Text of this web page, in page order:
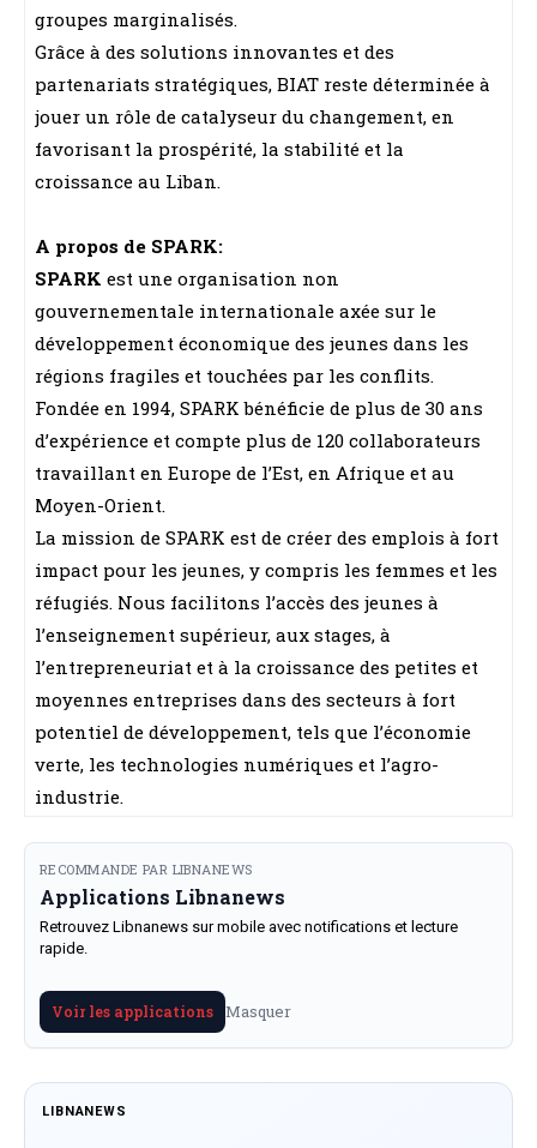
groupes marginalisés.
Grâce à des solutions innovantes et des
partenariats stratégiques, BIAT reste déterminée à
jouer un rôle de catalyseur du changement, en
favorisant la prospérité, la stabilité et la
croissance au Liban.
A propos de SPARK:
SPARK est une organisation non
gouvernementale internationale axée sur le
développement économique des jeunes dans les
régions fragiles et touchées par les conflits.
Fondée en 1994, SPARK bénéficie de plus de 30 ans
d’expérience et compte plus de 120 collaborateurs
travaillant en Europe de l’Est, en Afrique et au
Moyen-Orient.
La mission de SPARK est de créer des emplois à fort
impact pour les jeunes, y compris les femmes et les
réfugiés. Nous facilitons l’accès des jeunes à
l’enseignement supérieur, aux stages, à
l’entrepreneuriat et à la croissance des petites et
moyennes entreprises dans des secteurs à fort
potentiel de développement, tels que l’économie
verte, les technologies numériques et l’agro-
industrie.
RECOMMANDE PAR LIBNANEWS
Applications Libnanews
Retrouvez Libnanews sur mobile avec notifications et lecture
rapide.
Voir les applications Masquer
LIBNANEWS